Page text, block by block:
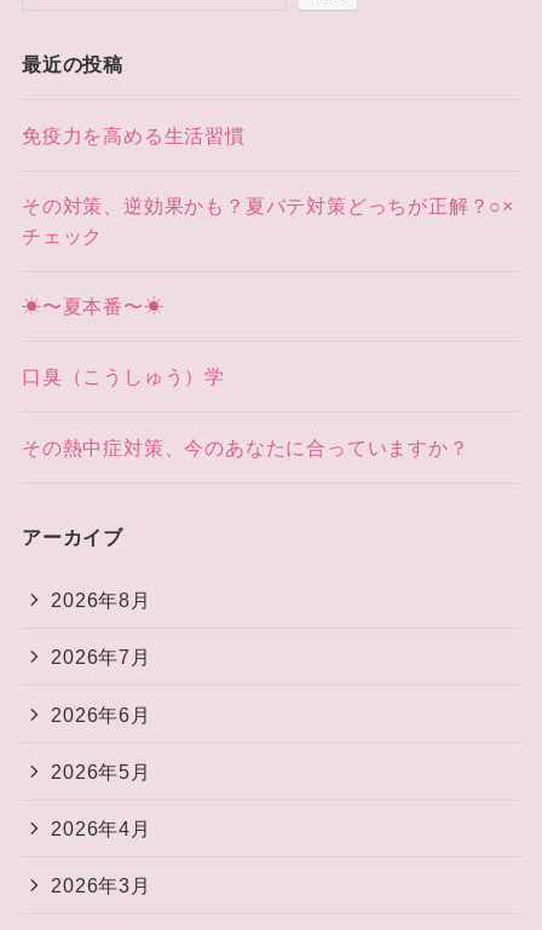
最近の投稿
免疫力を高める生活習慣
その対策、逆効果かも？夏バテ対策どっちが正解？○×
チェック
☀〜夏本番〜☀
口臭（こうしゅう）学
その熱中症対策、今のあなたに合っていますか？
アーカイブ
2026年8月
2026年7月
2026年6月
2026年5月
2026年4月
2026年3月